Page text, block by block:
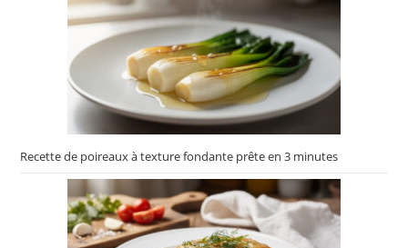
Recette de poireaux à texture fondante prête en 3 minutes